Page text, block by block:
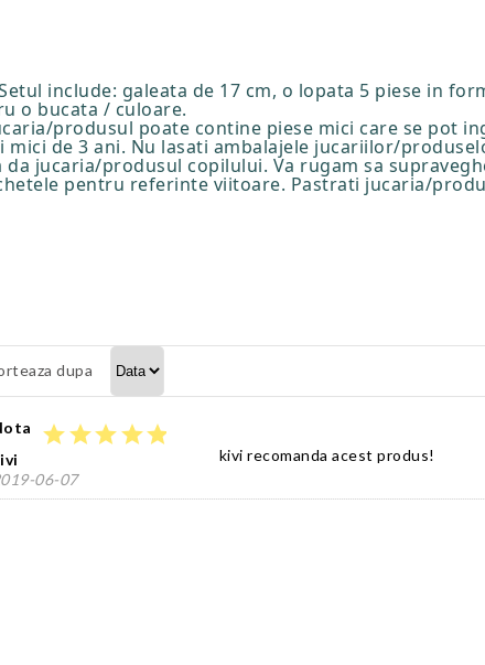
include: galeata de 17 cm, o lopata 5 piese in
o bucata / culoare.
produsul poate contine piese mici care se pot
de 3 ani. Nu lasati ambalajele jucariilor/
jucaria/produsul copilului. Va rugam sa
pentru referinte viitoare. Pastrati jucaria/
dupa
starstarstarstarstar
06-07
kivi recomanda acest produs!